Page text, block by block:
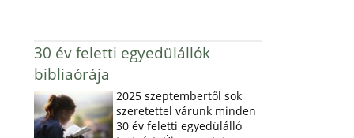
30 év feletti egyedülállók
bibliaórája
2025 szeptembertől sok
szeretettel várunk minden
30 év feletti egyedülálló